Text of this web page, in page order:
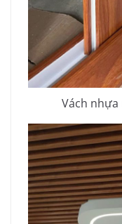
Vách